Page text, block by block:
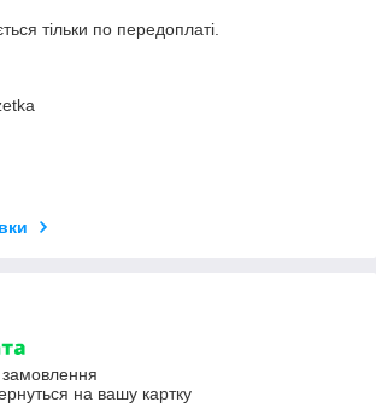
тільки по передоплаті.
на вашу картку